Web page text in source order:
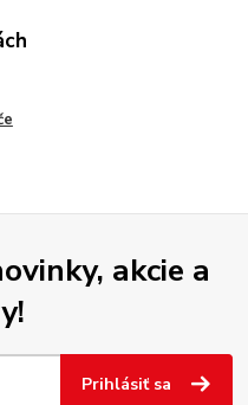
akcie a
Prihlásiť sa